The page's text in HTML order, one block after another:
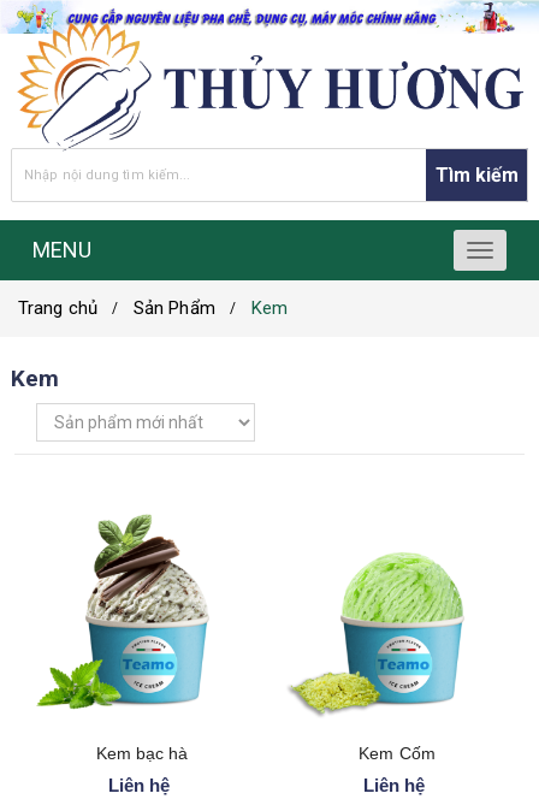
Tìm kiếm
MENU
T
o
Trang chủ Sản Phẩm Kem
Kem
Kem bạc hà
Liên hệ
Kem Cốm
Liên hệ